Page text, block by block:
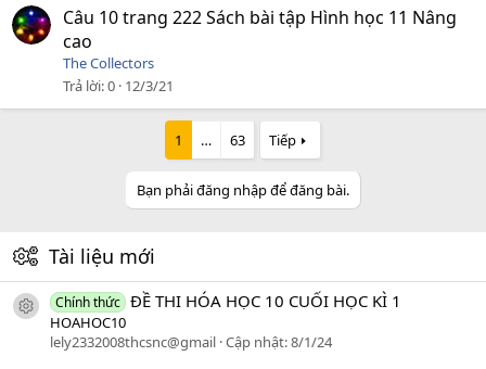
Câu 10 trang 222 Sách bài tập Hình học 11 Nâng
cao
The Collectors
Trả lời 0 12/3/21
1 … 63 Tiếp
Bạn phải đăng nhập để đăng bài.
Tài liệu mới
icon tài liệu
Chính thức ĐỀ THI HÓA HỌC 10 CUỐI HỌC KÌ 1
HOAHOC10
lely2332008thcsnc@gmail Cập nhật:8/1/24